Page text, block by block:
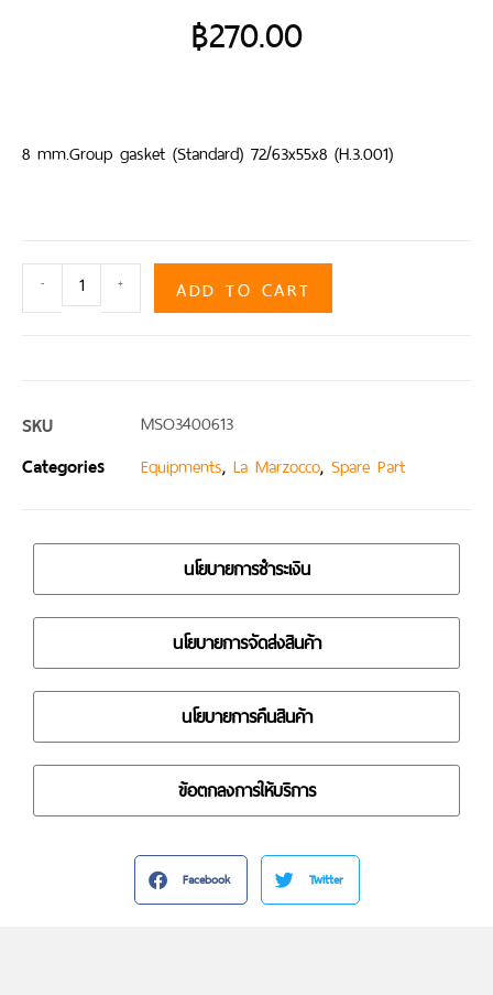
฿270.00
8 mm.Group gasket (Standard) 72/63x55x8 (H.3.001)
- + ADD TO CART
SKU MSO3400613
Categories Equipments, La Marzocco, Spare Part
นโยบายการชำระเงิน
นโยบายการจัดส่งสินค้า
นโยบายการคืนสินค้า
ข้อตกลงการให้บริการ
Facebook Twitter